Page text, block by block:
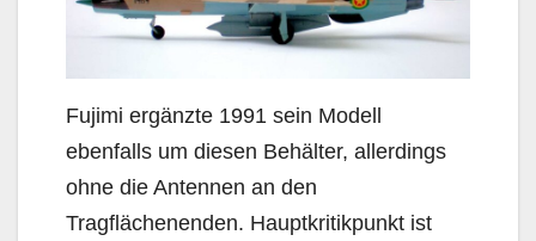
Fujimi ergänzte 1991 sein Modell
ebenfalls um diesen Behälter, allerdings
ohne die Antennen an den
Tragflächenenden. Hauptkritikpunkt ist